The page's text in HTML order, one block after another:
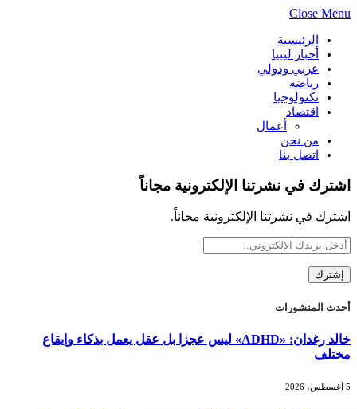
Close Menu
الرئيسية
أخبار ليبيا
عربي ودولي
رياضة
تكنولوجيا
اقتصاد
أعمال
من نحن
اتصل بنا
اشترك في نشرتنا الإلكترونية مجاناً
اشترك في نشرتنا الإلكترونية مجاناً.
أحدث المنشورات
خالد رغدان: «ADHD» ليس عجزا بل عقل يعمل بذكاء وإيقاع
مختلف